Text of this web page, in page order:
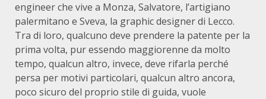
engineer che vive a Monza, Salvatore, l’artigiano
palermitano e Sveva, la graphic designer di Lecco.
Tra di loro, qualcuno deve prendere la patente per la
prima volta, pur essendo maggiorenne da molto
tempo, qualcun altro, invece, deve rifarla perché
persa per motivi particolari, qualcun altro ancora,
poco sicuro del proprio stile di guida, vuole